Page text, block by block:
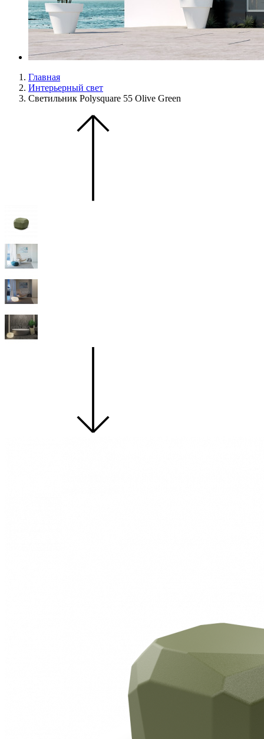
Главная
Интерьерный свет
Светильник Polysquare 55 Olive Green